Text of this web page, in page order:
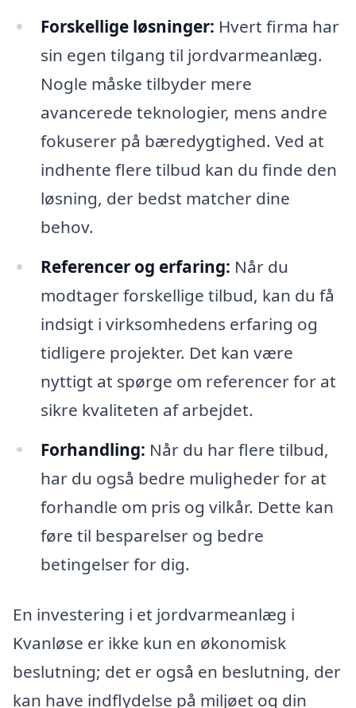
Forskellige løsninger: Hvert firma har
sin egen tilgang til jordvarmeanlæg.
Nogle måske tilbyder mere
avancerede teknologier, mens andre
fokuserer på bæredygtighed. Ved at
indhente flere tilbud kan du finde den
løsning, der bedst matcher dine
behov.
Referencer og erfaring: Når du
modtager forskellige tilbud, kan du få
indsigt i virksomhedens erfaring og
tidligere projekter. Det kan være
nyttigt at spørge om referencer for at
sikre kvaliteten af arbejdet.
Forhandling: Når du har flere tilbud,
har du også bedre muligheder for at
forhandle om pris og vilkår. Dette kan
føre til besparelser og bedre
betingelser for dig.
En investering i et jordvarmeanlæg i
Kvanløse er ikke kun en økonomisk
beslutning; det er også en beslutning, der
kan have indflydelse på miljøet og din